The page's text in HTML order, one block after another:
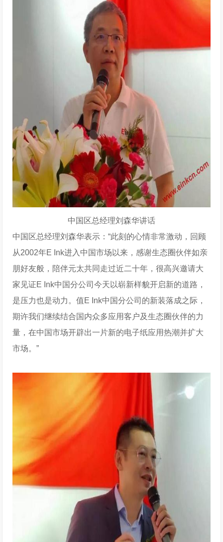
中国区总经理刘森华讲话
中国区总经理刘森华表示：“此刻的心情非常激动，回顾
从2002年E Ink进入中国市场以来，感谢生态圈伙伴如亲
朋好友般，陪伴元太共同走过近二十年，很高兴邀请大
家见证E Ink中国分公司今天以崭新样貌开启新的道路，
是压力也是动力。值E Ink中国分公司的新装落成之际，
期许我们继续结合国内众多应用客户及生态圈伙伴的力
量，在中国市场开辟出一片新的电子纸应用热潮并扩大
市场。”